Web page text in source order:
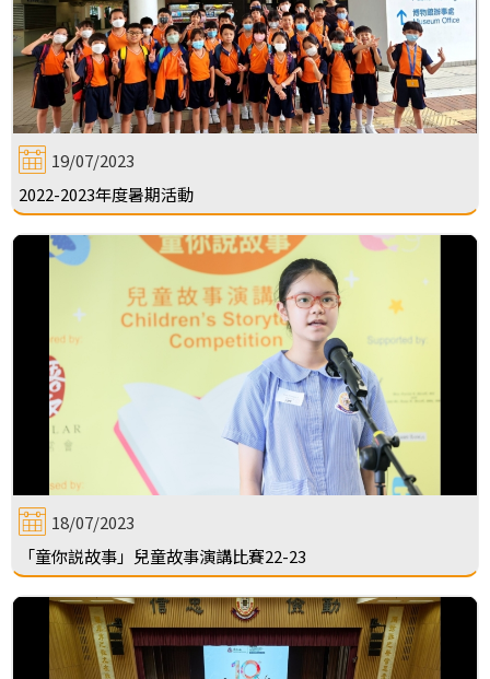
19/07/2023
2022-2023年度暑期活動
18/07/2023
「童你説故事」兒童故事演講比賽22-23